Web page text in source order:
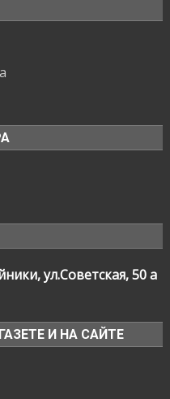
ул.Советская, 50 а
И НА САЙТЕ